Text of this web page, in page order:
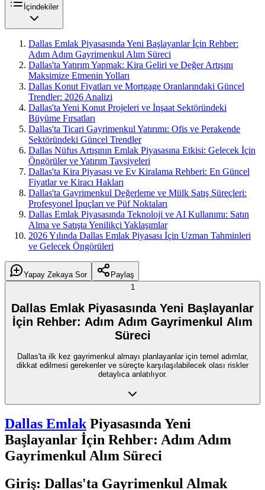
İçindekiler
Dallas Emlak Piyasasında Yeni Başlayanlar İçin Rehber:
Adım Adım Gayrimenkul Alım Süreci
Dallas'ta Yatırım Yapmak: Kira Geliri ve Değer Artışını
Maksimize Etmenin Yolları
Dallas Konut Fiyatları ve Mortgage Oranlarındaki Güncel
Trendler: 2026 Analizi
Dallas'ta Yeni Konut Projeleri ve İnşaat Sektöründeki
Büyüme Fırsatları
Dallas'ta Ticari Gayrimenkul Yatırımı: Ofis ve Perakende
Sektöründeki Güncel Trendler
Dallas Nüfus Artışının Emlak Piyasasına Etkisi: Gelecek İçin
Öngörüler ve Yatırım Tavsiyeleri
Dallas'ta Kira Piyasası ve Ev Kiralama Rehberi: En Güncel
Fiyatlar ve Kiracı Hakları
Dallas'ta Gayrimenkul Değerleme ve Mülk Satış Süreçleri:
Profesyonel İpuçları ve Püf Noktaları
Dallas Emlak Piyasasında Teknoloji ve AI Kullanımı: Satın
Alma ve Satışta Yenilikçi Yaklaşımlar
2026 Yılında Dallas Emlak Piyasası İçin Uzman Tahminleri
ve Gelecek Öngörüleri
Yapay Zekaya Sor
Paylaş
1
Dallas Emlak Piyasasında Yeni Başlayanlar
İçin Rehber: Adım Adım Gayrimenkul Alım
Süreci
Dallas'ta ilk kez gayrimenkul almayı planlayanlar için temel adımlar,
dikkat edilmesi gerekenler ve süreçte karşılaşılabilecek olası riskler
detaylıca anlatılıyor.
Dallas EmlakPiyasasında Yeni
Başlayanlar İçin Rehber: Adım Adım
Gayrimenkul Alım Süreci
Giriş: Dallas'ta Gayrimenkul Almak